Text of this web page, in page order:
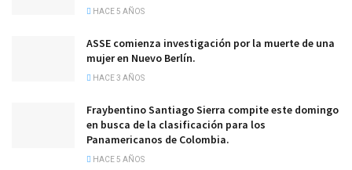
HACE 5 AÑOS
ASSE comienza investigación por la muerte de una
mujer en Nuevo Berlín.
HACE 3 AÑOS
Fraybentino Santiago Sierra compite este domingo
en busca de la clasificación para los
Panamericanos de Colombia.
HACE 5 AÑOS